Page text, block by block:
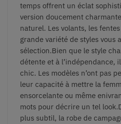
temps offrent un éclat
version doucement
naturel. Les volants, les
grande variété de styles vous
sélection.Bien que le style
détente et à l’indépendance,
chic. Les modèles n’ont pas
leur capacité à mettre la
ensorcelante ou même
mots pour décrire un tel
plus subtil, la robe de